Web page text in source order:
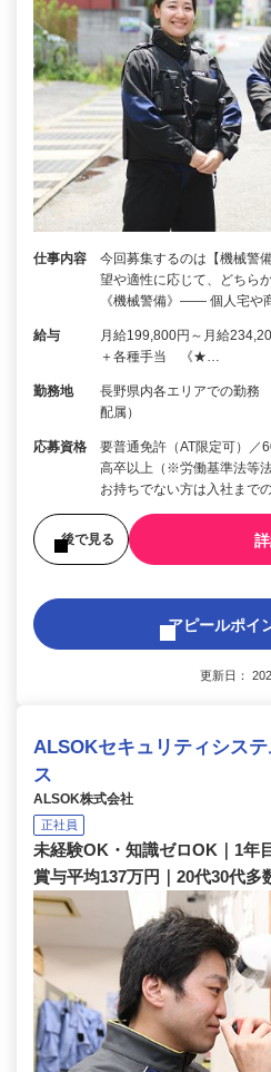
仕事内容
今回募集するのは【機械警
望や適性に応じて、どち
《機械警備》―― 個人宅や
給与
月給199,800円～月給
＋各種手当 《★…
勤務地
長野県内各エリアでの勤務
配属）
応募資格
要普通免許（AT限定可）／
高卒以上（※労働基準法等
お持ちでない方は入社まで
後で見る
アピールポイ
更新日：
ALSOKセキュリティシス
ス
ALSOK株式会社
正社員
未経験OK・知識ゼロOK｜1年
賞与平均137万円｜20代30代多